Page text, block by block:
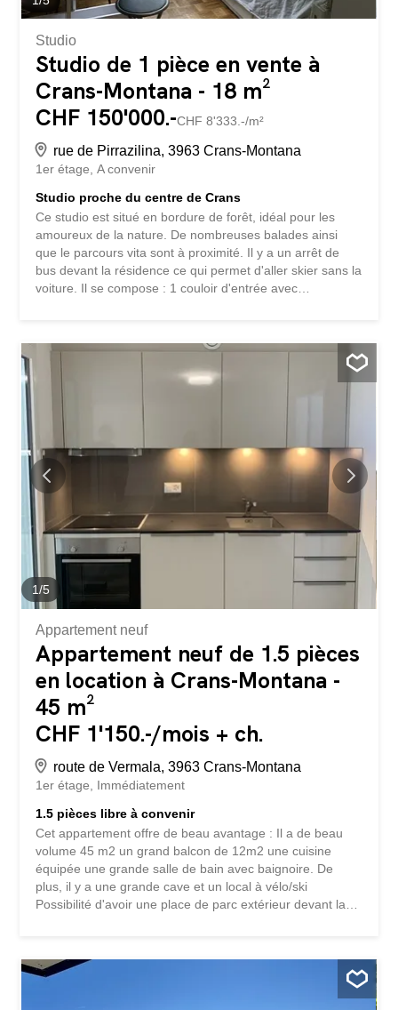
Studio
Studio de 1 pièce en vente à
Crans-Montana - 18 m²
CHF 150'000.-CHF 8'333.-/m²
rue de Pirrazilina, 3963 Crans-Montana
1er étage A convenir
Studio proche du centre de Crans
Ce studio est situé en bordure de forêt, idéal pour les
amoureux de la nature. De nombreuses balades ainsi
que le parcours vita sont à proximité. Il y a un arrêt de
bus devant la résidence ce qui permet d'aller skier sans la
voiture. Il se compose : 1 couloir d'entrée avec
places de parc gratuites devant la résidence. Le studio
est en S.I en résidence secondaire Vendable uniquement
1/5
Appartement neuf
Appartement neuf de 1.5 pièces
en location à Crans-Montana -
45 m²
CHF 1'150.-/mois + ch.
route de Vermala, 3963 Crans-Montana
1er étage
Immédiatement
1.5 pièces libre à convenir
Cet appartement offre de beau avantage : Il a de beau
volume 45 m2 un grand balcon de 12m2 une cuisine
équipée une grande salle de bain avec baignoire. De
plus, il y a une grande cave et un local à vélo/ski
Possibilité d'avoir une place de parc extérieur devant la
et louable à l'année Pour plus s'information n'hésitez pas
à nous contacter.